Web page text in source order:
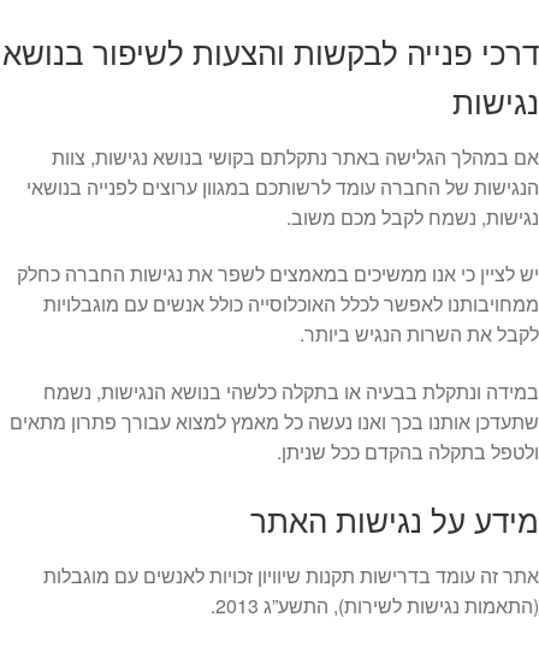
דרכי פנייה לבקשות והצעות לשיפור בנושא
נגישות
אם במהלך הגלישה באתר נתקלתם בקושי בנושא נגישות, צוות
הנגישות של החברה עומד לרשותכם במגוון ערוצים לפנייה בנושאי
נגישות, נשמח לקבל מכם משוב.
יש לציין כי אנו ממשיכים במאמצים לשפר את נגישות החברה כחלק
ממחויבותנו לאפשר לכלל האוכלוסייה כולל אנשים עם מוגבלויות
לקבל את השרות הנגיש ביותר.
במידה ונתקלת בבעיה או בתקלה כלשהי בנושא הנגישות, נשמח
שתעדכן אותנו בכך ואנו נעשה כל מאמץ למצוא עבורך פתרון מתאים
ולטפל בתקלה בהקדם ככל שניתן.
מידע על נגישות האתר
אתר זה עומד בדרישות תקנות שיוויון זכויות לאנשים עם מוגבלות
(התאמות נגישות לשירות), התשע”ג 2013.